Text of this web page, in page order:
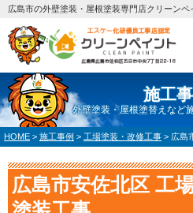
広島市の外壁塗装・屋根塗装専門店クリーンペ
施工
外壁塗装・屋根塗替えなど
HOME > 施工事例 > 工場塗装・改修工事 > 広島
広島市安佐北区 工